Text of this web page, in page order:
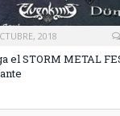
2018
el STORM METAL